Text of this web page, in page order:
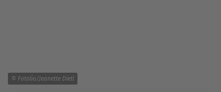
© Fotolia/Jeanette Dietl